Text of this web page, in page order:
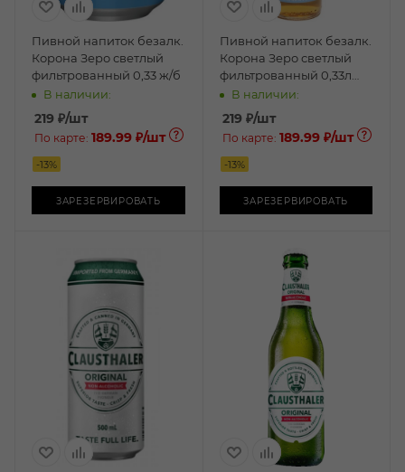
Пивной напиток безалк.
Корона Зеро светлый
фильтрованный 0,33 ж/б
В наличии:
219 ₽/шт
По карте: 189.99 ₽/шт
-13%
ЗАРЕЗЕРВИРОВАТЬ
Пивной напиток безалк.
Корона Зеро светлый
фильтрованный 0,33л
бут.В наличии:
219₽/шт
По карте: 189.99 ₽/шт
-13%
ЗАРЕЗЕРВИРОВАТЬ